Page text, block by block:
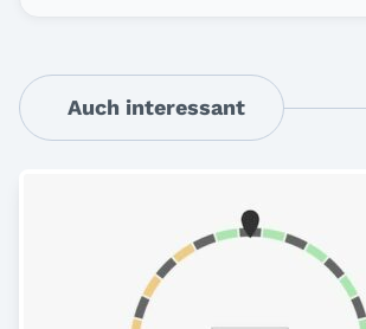
Auch interessant